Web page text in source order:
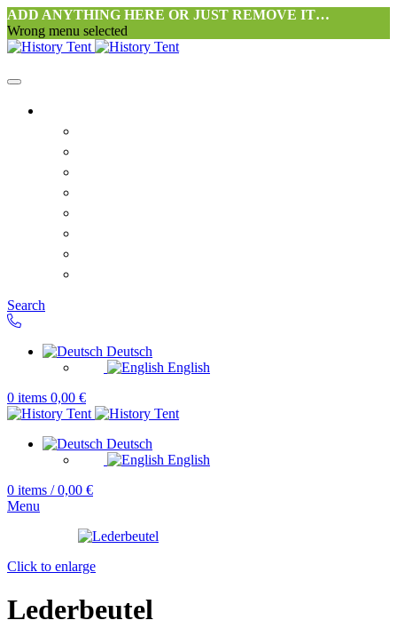
ADD ANYTHING HERE OR JUST REMOVE IT…
Wrong menu selected
Search
Deutsch
English
0 items 0,00 €
Deutsch
English
0 items / 0,00 €
Menu
Click to enlarge
Lederbeutel